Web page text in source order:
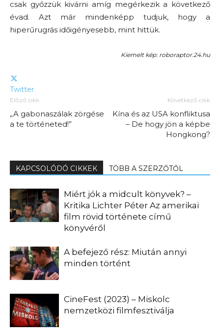
csak győzzük kivárni amíg megérkezik a következő
évad. Azt már mindenképp tudjuk, hogy a
hiperűrugrás időigényesebb, mint hittük.
Kiemelt kép: roboraptor.24.hu
Twitter
Előző cikk
„A gabonaszálak zörgése
a te történeted!”
Következő cikk
Kína és az USA konfliktusa
– De hogy jön a képbe
Hongkong?
KAPCSOLÓDÓ CIKKEK TÖBB A SZERZŐTŐL
Miért jók a midcult könyvek? –
Kritika Lichter Péter Az amerikai
film rövid története című
könyvéről
A befejező rész: Miután annyi
minden történt
CineFest (2023) – Miskolc
nemzetközi filmfesztiválja